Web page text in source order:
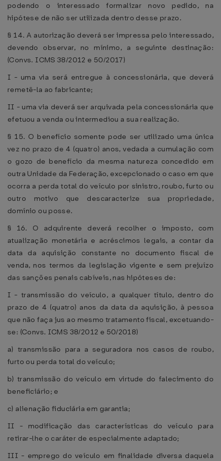
podendo o interessado formalizar novo pedido, na
hipótese de não ser utilizada dentro desse prazo.
§ 14. A autorização deverá ser impressa pelo interessado,
devendo observar, no mínimo, a seguinte destinação:
(Convs. ICMS 38/2012 e 50/2017)
I - uma via será entregue à concessionária, que deverá
remetê-la ao fabricante;
II - uma via deverá ser arquivada pela concessionária que
efetuou a venda ou intermediou a sua realização.
§ 15. O benefício somente pode ser utilizado uma única
vez no prazo de 4 (quatro) anos, vedada a cumulação com
o gozo de benefício da mesma natureza concedido em
outra Unidade da Federação, excepcionado o caso em que
ocorra a perda total do veículo por sinistro, roubo, furto ou
outro motivo que descaracterize sua propriedade,
domínio ou posse.
§ 16. O adquirente deverá recolher o imposto, com
atualização monetária e acréscimos legais, a contar da
data da aquisição constante no documento fiscal de
venda, nos termos da legislação vigente e sem prejuízo
das sanções penais cabíveis, nas hipóteses de:
I - transmissão do veículo, a qualquer título, dentro do
prazo de 4 (quatro) anos da data da aquisição, à pessoa
que não faça jus ao mesmo tratamento fiscal, excetuando-
se: (Convs. ICMS 38/2012 e 50/2018)
a) transmissão para a seguradora nos casos de roubo,
furto ou perda total do veículo;
b) transmissão do veículo em virtude do falecimento do
beneficiário; e
c) alienação fiduciária em garantia;
II - modificação das características do veículo para
retirar-lhe o caráter de especialmente adaptado;
III - emprego do veículo em finalidade diversa daquela